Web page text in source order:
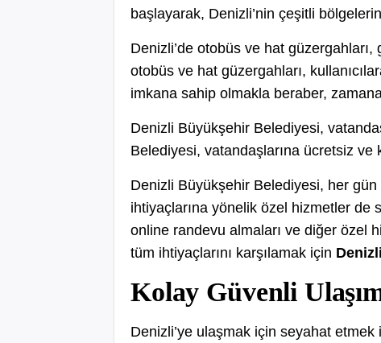
başlayarak, Denizli’nin çeşitli
Denizli’de otobüs ve hat
otobüs ve hat güzergahları,
imkana sahip olmakla beraber,
Denizli Büyükşehir Belediyesi,
Belediyesi, vatandaşlarına ücretsiz
Denizli Büyükşehir Belediyesi, her
ihtiyaçlarına yönelik özel hizmetler de
online randevu almaları ve diğer özel
tüm ihtiyaçlarını karşılamak için
Kolay Güvenli
Denizli’ye ulaşmak için seyahat etmek